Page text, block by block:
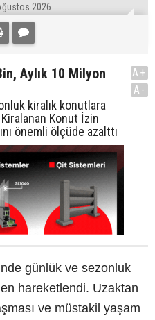
2026
Aylık 10 Milyon
kiralık konutlara
Konut İzin
önemli ölçüde azalttı
A+
A-
günlük ve sezonluk
hareketlendi. Uzaktan
ve müstakil yaşam